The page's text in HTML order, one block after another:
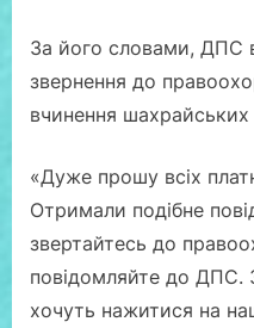
За його словами, ДПС
звернення до
вчинення шахрайських
«Дуже прошу всіх
Отримали подібне
звертайтесь до
повідомляйте до ДПС.
хочуть нажитися на